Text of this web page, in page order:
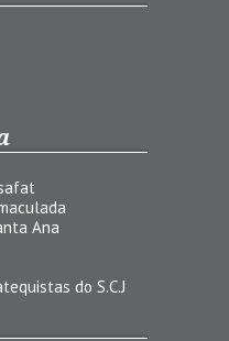
Ana
do S.C.J